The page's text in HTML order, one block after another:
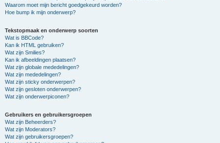
Waarom moet mijn bericht goedgekeurd worden?
Hoe bump ik mijn onderwerp?
Tekstopmaak en onderwerp soorten
Wat is BBCode?
Kan ik HTML gebruiken?
Wat zijn Smilies?
Kan ik afbeeldingen plaatsen?
Wat zijn globale mededelingen?
Wat zijn mededelingen?
Wat zijn sticky onderwerpen?
Wat zijn gesloten onderwerpen?
Wat zijn onderwerpiconen?
Gebruikers en gebruikersgroepen
Wat zijn Beheerders?
Wat zijn Moderators?
Wat zijn gebruikersgroepen?